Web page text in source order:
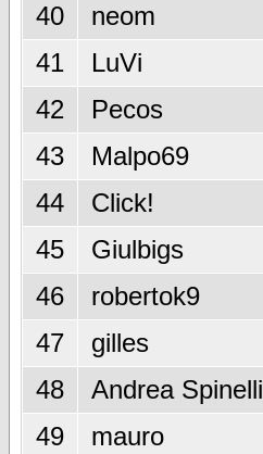
40
neom
41
LuVi
42
Pecos
43
Malpo69
44
Click!
45
Giulbigs
46
robertok9
47
gilles
48
Andrea Spinelli
49
mauro